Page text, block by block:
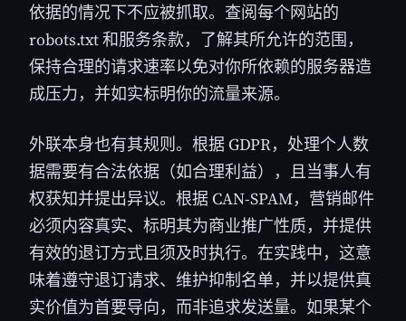
依据的情况下不应被抓取。查阅每个网站的
robots.txt 和服务条款，了解其所允许的范围，
保持合理的请求速率以免对你所依赖的服务器造
成压力，并如实标明你的流量来源。
外联本身也有其规则。根据 GDPR，处理个人数
据需要有合法依据（如合理利益），且当事人有
权获知并提出异议。根据 CAN-SPAM，营销邮件
必须内容真实、标明其为商业推广性质，并提供
有效的退订方式且须及时执行。在实践中，这意
味着遵守退订请求、维护抑制名单，并以提供真
实价值为首要导向，而非追求发送量。如果某个